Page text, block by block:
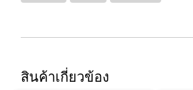
สินค้าเกี่ยวข้อง